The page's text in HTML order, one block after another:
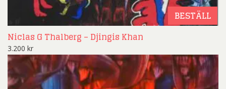
BESTÄLL
Niclas G Thalberg – Djingis Khan
3.200 kr